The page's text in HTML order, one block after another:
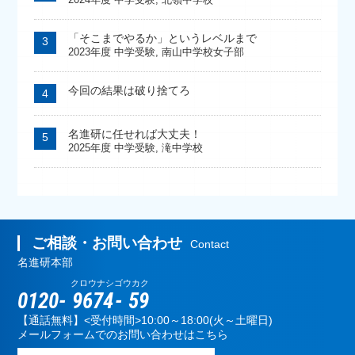
「そこまでやるか」というレベルまで
2023年度 中学受験, 南山中学校女子部
今回の結果は破り捨てろ
名進研に任せれば大丈夫！
2025年度 中学受験, 滝中学校
ご相談・お問い合わせ
Contact
名進研本部
0120- 9674
クロウナシ
- 59
ゴウカク
【通話無料】<受付時間>10:00～18:00(火～土曜日)
メールフォームでのお問い合わせはこちら